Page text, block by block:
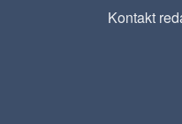
Kontakt